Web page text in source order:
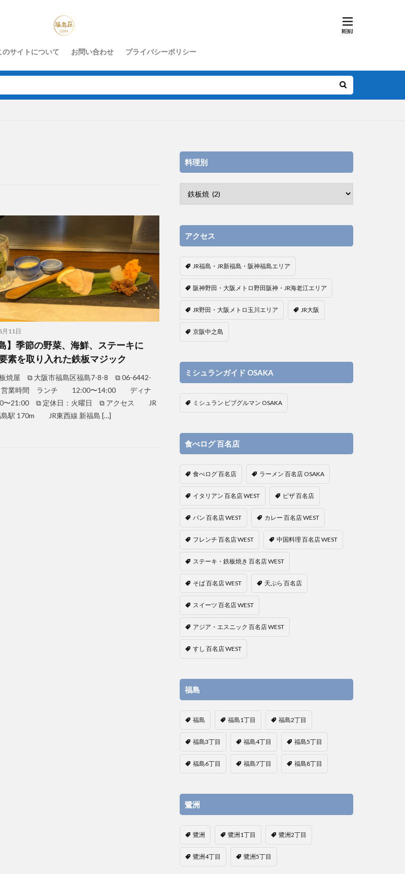
のサイトについて お問い合わせ プライバシーポリシー
月11日
】季節の野菜、海鮮、ステーキに
素を取り入れた鉄板マジック
焼屋 ⧉ 大阪市福島区福島7-8-8 ⧉ 06-6442-
業時間 ランチ 12:00〜14:00 ディナ
〜21:00 ⧉ 定休日：火曜日 ⧉ アクセス JR
島駅 170m JR東西線 新福島 […]
料理別
アクセス
JR福島・JR新福島・阪神福島エリア
阪神野田・大阪メトロ野田阪神・JR海老江エリア
JR野田・大阪メトロ玉川エリア JR大阪
京阪中之島
ミシュランガイド OSAKA
ミシュラン ビブグルマン OSAKA
食べログ 百名店
食べログ 百名店 ラーメン 百名店 OSAKA
イタリアン 百名店 WEST ピザ 百名店
パン 百名店 WEST カレー 百名店 WEST
フレンチ 百名店 WEST 中国料理 百名店 WEST
ステーキ・鉄板焼き 百名店 WEST
そば 百名店 WEST 天ぷら 百名店
スイーツ 百名店 WEST
アジア・エスニック 百名店 WEST
すし 百名店 WEST
福島
福島 福島1丁目 福島2丁目
福島3丁目 福島4丁目 福島5丁目
福島6丁目 福島7丁目 福島8丁目
鷺洲
鷺洲 鷺洲1丁目 鷺洲2丁目
鷺洲4丁目 鷺洲5丁目